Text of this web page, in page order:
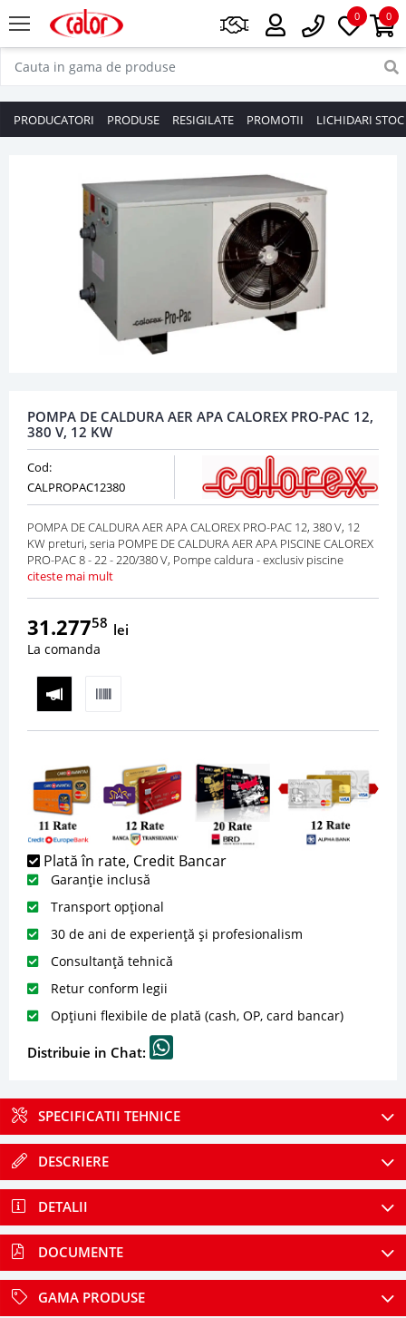
0
0
PRODUCATORI PRODUSE RESIGILATE PROMOTII LICHIDARI STOC
POMPA DE CALDURA AER APA CALOREX PRO-PAC 12,
380 V, 12 KW
Cod:
CALPROPAC12380
POMPA DE CALDURA AER APA CALOREX PRO-PAC 12, 380 V, 12
KW preturi, seria POMPE DE CALDURA AER APA PISCINE CALOREX
PRO-PAC 8 - 22 - 220/380 V, Pompe caldura - exclusiv piscine
citeste mai mult
31.27758 lei
La comanda
Plată în rate, Credit Bancar
Garanție inclusă
Transport opțional
30 de ani de experiență și profesionalism
Consultanță tehnică
Retur conform legii
Opțiuni flexibile de plată (cash, OP, card bancar)
Distribuie in Chat:
SPECIFICATII TEHNICE
DESCRIERE
DETALII
DOCUMENTE
GAMA PRODUSE